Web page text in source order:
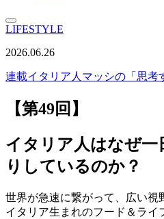
LIFESTYLE
2026.06.26
連載イタリア人マッシの「思考
【第49回】
イタリア人はなぜ一
りしているのか？
世界が急速に繋がって、広い視
イタリア生まれのフード＆ライ